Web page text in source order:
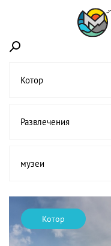
Котор
Развлечения
музеи
Котор